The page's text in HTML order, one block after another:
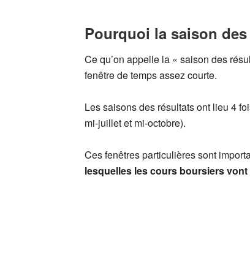
Pourquoi la saison
Ce qu’on appelle la « saison des
fenêtre de temps assez courte.
Les saisons des résultats ont lieu 4
mi-juillet et mi-octobre).
Ces fenêtres particulières sont
lesquelles les cours boursiers